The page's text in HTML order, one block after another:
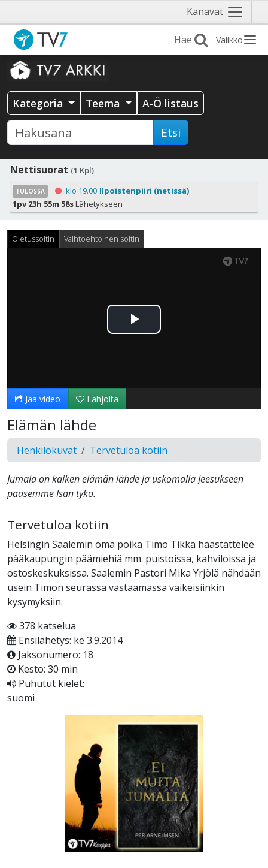
Kanavat Näytä
valikko
Valikko
Kategoria Teema A-Ö listaus
Etsi
Nettisuorat (1 Kpl)
TULOSSA klo 19.00 Ilpoistenpiiri (netissä)
1pv 23h 55m 58sLähetykseen
Oletussoitin Vaihtoehtoinen soitin
Toista
Jaa video Lahjoita
Elämän lähde
Henkilökuvat Tervetuloa kotiin
Jumala on kaiken elämän lähde ja uskomalla Jeesukseen
pääsemme Isän tykö.
Tervetuloa kotiin
Helsingin Saalemin oma poika Timo Tikka haastattelee
pääkaupungin päämiehiä mm. puistoissa, kahviloissa ja
ostoskeskuksissa. Saalemin Pastori Mika Yrjölä nähdään
usein Timon seurassa vastaamassa vaikeisiinkin
kysymyksiin.
378 katselua
Ensilähetys: ke 3.9.2014
Jaksonumero: 18
Kesto: 30 min
Puhutut kielet:
suomi